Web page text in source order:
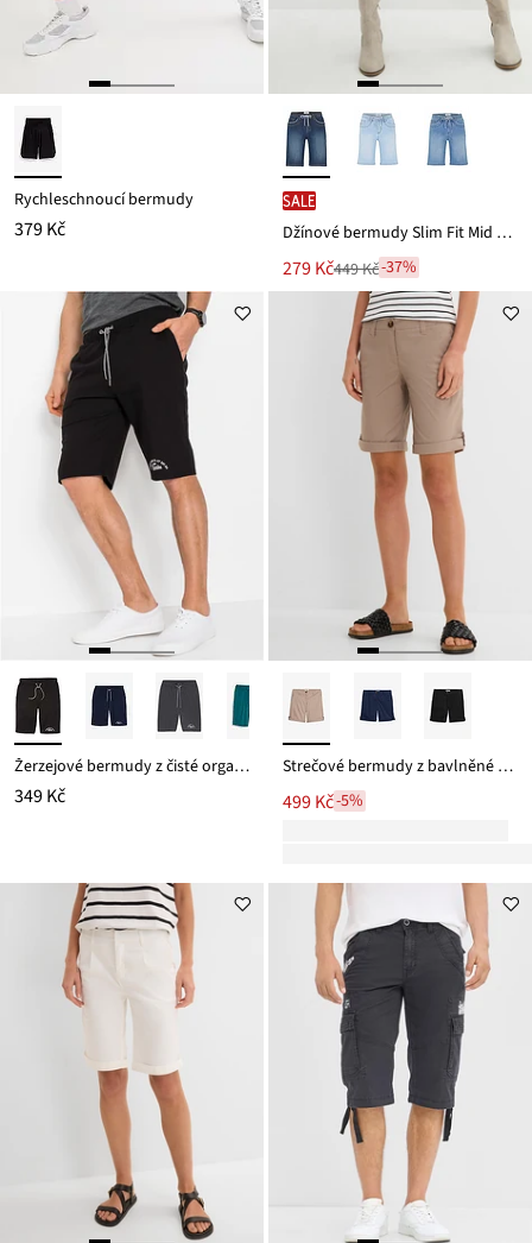
Rychleschnoucí bermudy
379 Kč
SALE
Džínové bermudy Slim Fit Mid Waist
Nová
cena
279 Kč
Zlevněno449 Kč-37%
Žerzejové bermudy z čisté organické bavlny
349 Kč
Strečové bermudy z bavlněné směsi
499 Kč-5%